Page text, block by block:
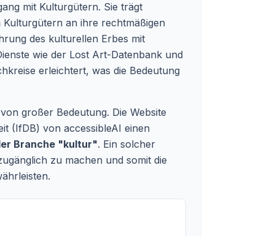
mit Kulturgütern. Sie trägt
an ihre rechtmäßigen
des kulturellen Erbes mit
wie der Lost Art-Datenbank und
erleichtert, was die Bedeutung
großer Bedeutung. Die Website
(IfDB) von accessibleAI einen
Branche "kultur". Ein solcher
zu machen und somit die